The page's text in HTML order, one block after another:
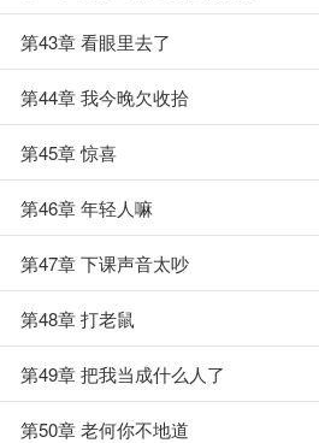
第43章 看眼里去了
第44章 我今晚欠收拾
第45章 惊喜
第46章 年轻人嘛
第47章 下课声音太吵
第48章 打老鼠
第49章 把我当成什么人了
第50章 老何你不地道